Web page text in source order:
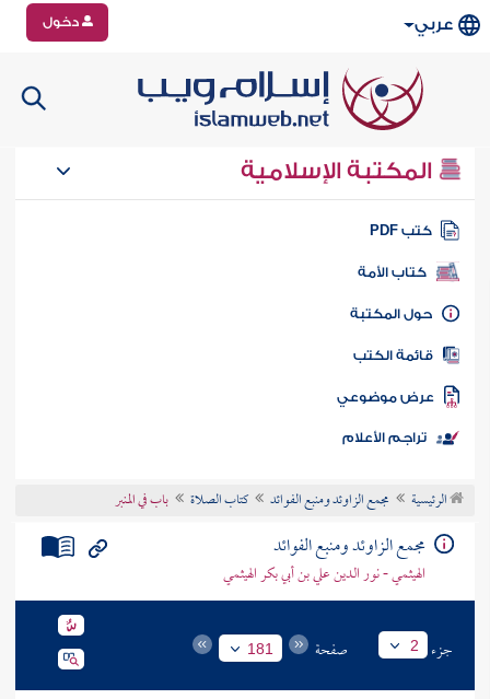
عربي دخول
المكتبة الإسلامية
كتب PDF
كتاب الأمة
المكتبة
الكتب
موضوعي
تراجم الأعلام
الرئيسية مجمع الزاوئد ومنبع الفوائد كتاب الصلاة باب في المنبر
مجمع الزاوئد ومنبع الفوائد
الهيثمي - نور الدين علي بن أبي بكر الهيثمي
جزء 2 صفحة 181